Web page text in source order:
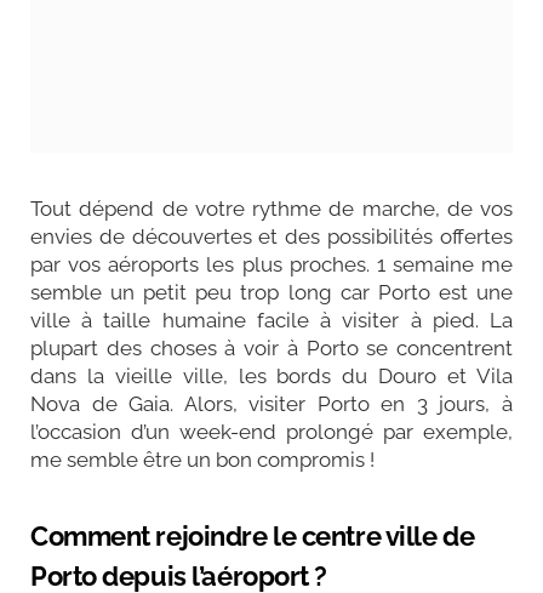
Tout dépend de votre rythme de marche, de vos
envies de découvertes et des possibilités offertes
par vos aéroports les plus proches. 1 semaine me
semble un petit peu trop long car Porto est une
ville à taille humaine facile à visiter à pied. La
plupart des choses à voir à Porto se concentrent
dans la vieille ville, les bords du Douro et Vila
Nova de Gaia. Alors, visiter Porto en 3 jours, à
l’occasion d’un week-end prolongé par exemple,
me semble être un bon compromis !
Comment rejoindre le centre ville de
Porto depuis l’aéroport ?